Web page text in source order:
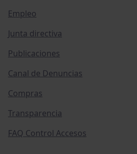
Empleo
Junta directiva
Publicaciones
Canal de Denuncias
Compras
Transparencia
FAQ Control Accesos